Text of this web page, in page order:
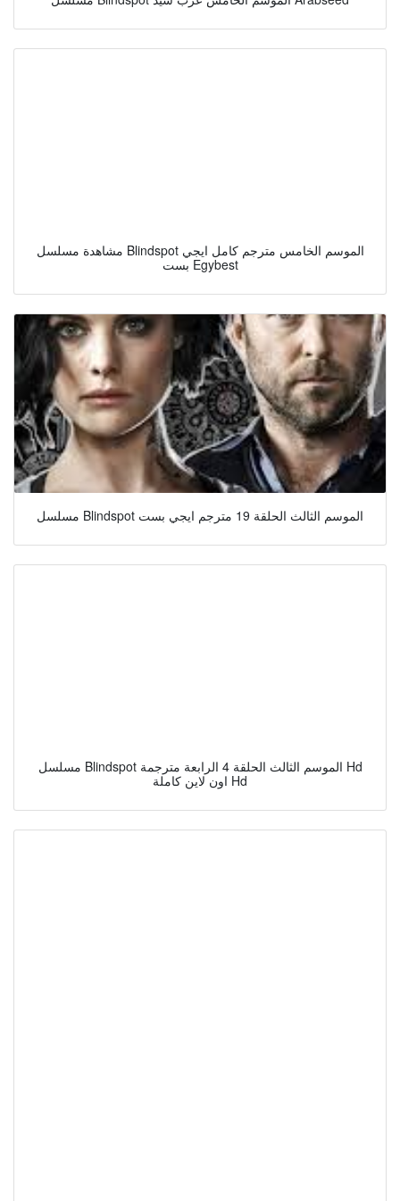
مشاهدة مسلسل Blindspot الموسم الخامس مترجم كامل ايجي
بست Egybest
مسلسل Blindspot الموسم الثالث الحلقة 19 مترجم ايجي بست
مسلسل Blindspot الموسم الثالث الحلقة 4 الرابعة مترجمة Hd
اون لاين كاملة Hd